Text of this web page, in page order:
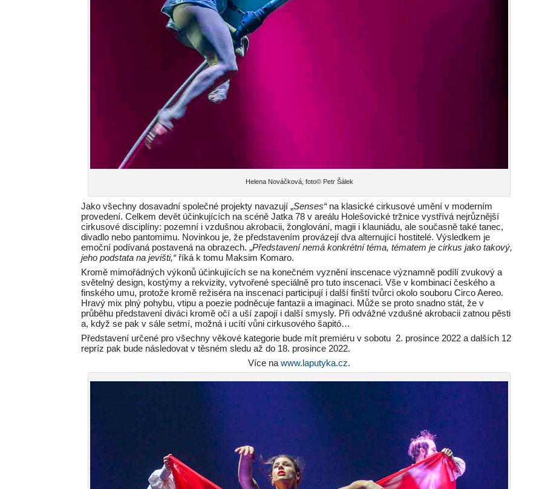
Helena Nováčková, foto© Petr Šálek
Jako všechny dosavadní společné projekty navazují „Senses“ na klasické cirkusové umění v moderním
provedení. Celkem devět účinkujících na scéně Jatka 78 v areálu Holešovické tržnice vystřívá nejrůznější
cirkusové disciplíny: pozemní i vzdušnou akrobacii, žonglování, magii i klauniádu, ale současně také tanec,
divadlo nebo pantomimu. Novinkou je, že představením provázejí dva alternující hostitelé. Výsledkem je
emoční podívaná postavená na obrazech. „Představení nemá konkrétní téma, tématem je cirkus jako takový,
jeho podstata na jevišti,“říká k tomu Maksim Komaro.
Kromě mimořádných výkonů účinkujících se na konečném vyznění inscenace významně podílí zvukový a
světelný design, kostýmy a rekvizity, vytvořené speciálně pro tuto inscenaci. Vše v kombinaci českého a
finského umu, protože kromě režiséra na inscenaci participují i další finští tvůrci okolo souboru Circo Aereo.
Hravý mix plný pohybu, vtipu a poezie podněcuje fantazii a imaginaci. Může se proto snadno stát, že v
průběhu představení diváci kromě očí a uší zapojí i další smysly. Při odvážné vzdušné akrobacii zatnou pěsti
a, když se pak v sále setmí, možná i ucítí vůni cirkusového šapitó…
Představení určené pro všechny věkové kategorie bude mít premiéru v sobotu 2. prosince 2022 a dalších 12
repríz pak bude následovat v těsném sledu až do 18. prosince 2022.
Více nawww.laputyka.cz.